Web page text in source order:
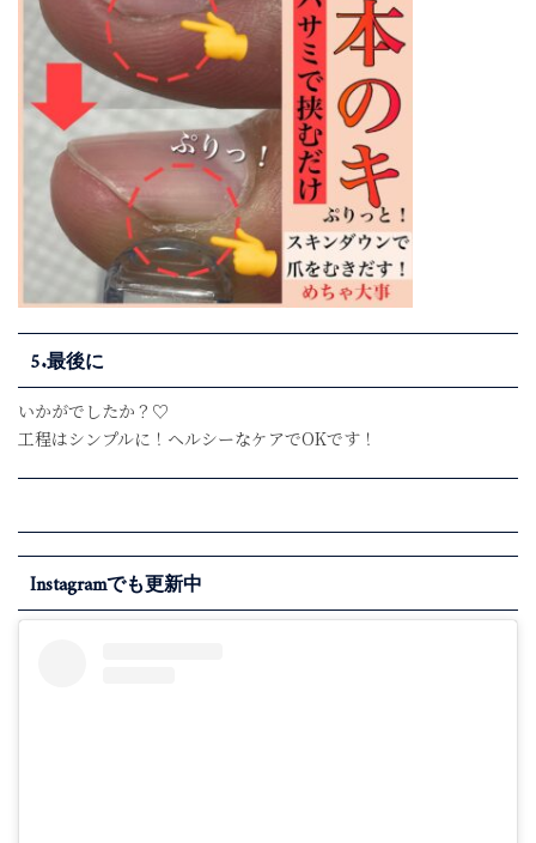
5.最後に
いかがでしたか？♡
工程はシンプルに！ヘルシーなケアでOKです！
Instagramでも更新中